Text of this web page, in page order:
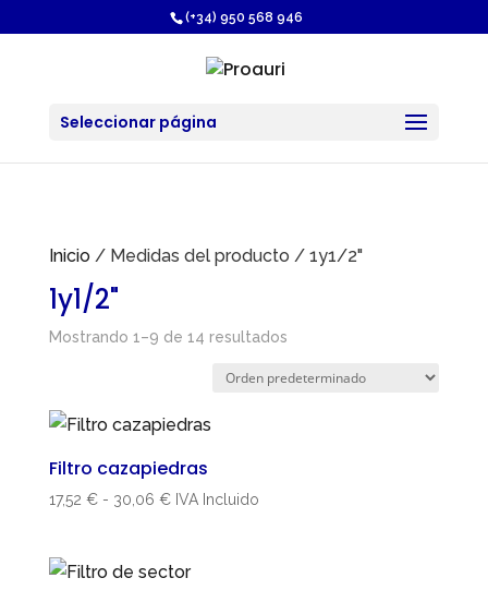
(+34) 950 568 946
Seleccionar página
Inicio/ Medidas del producto / 1y1/2"
1y1/2"
Mostrando 1–9 de 14 resultados
Filtro cazapiedras
17,52 € - 30,06 €Rango
desde
IVA Incluido